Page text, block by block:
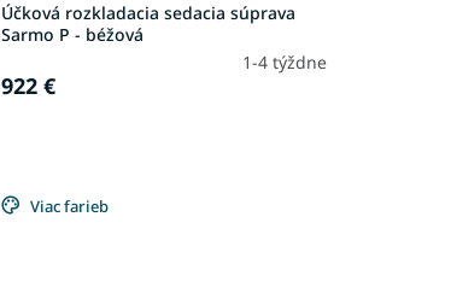
Účková rozkladacia sedacia súprava
Sarmo P - béžová
1-4 týždne
922 €
Viac farieb